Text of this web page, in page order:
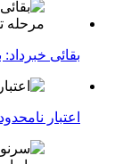
بقائی
اعتبار